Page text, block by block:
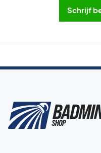
Schrijf